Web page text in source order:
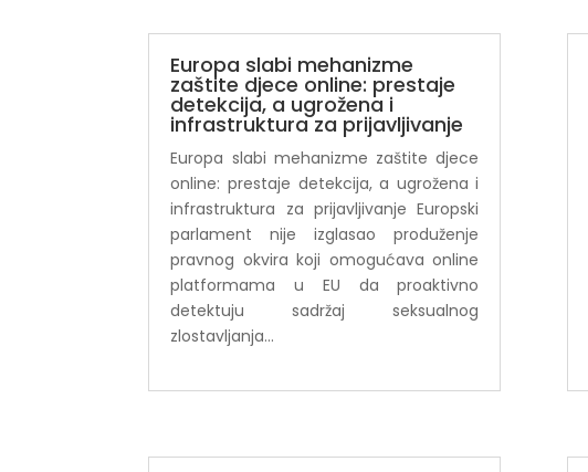
Europa slabi mehanizme
zaštite djece online: prestaje
detekcija, a ugrožena i
infrastruktura za prijavljivanje
Europa slabi mehanizme zaštite djece
online: prestaje detekcija, a ugrožena i
infrastruktura za prijavljivanje Europski
parlament nije izglasao produženje
pravnog okvira koji omogućava online
platformama u EU da proaktivno
detektuju sadržaj seksualnog
zlostavljanja...